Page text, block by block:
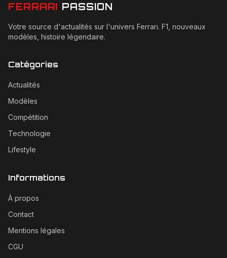
FERRARI PASSION
Votre source d'actualités sur l'univers Ferrari. F1, nouveaux
modèles, histoire légendaire.
Catégories
Actualités
Modèles
Compétition
Technologie
Lifestyle
Informations
À propos
Contact
Mentions légales
CGU